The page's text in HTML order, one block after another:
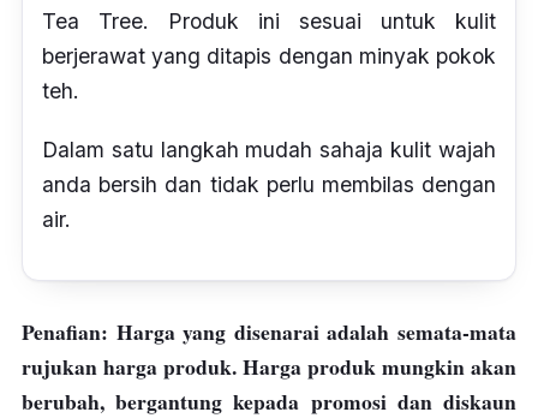
Tea Tree. Produk ini sesuai untuk kulit
berjerawat yang ditapis dengan minyak pokok
teh.
Dalam satu langkah mudah sahaja kulit wajah
anda bersih dan tidak perlu membilas dengan
air.
Penafian: Harga yang disenarai adalah semata-mata
rujukan harga produk. Harga produk mungkin akan
berubah, bergantung kepada promosi dan diskaun